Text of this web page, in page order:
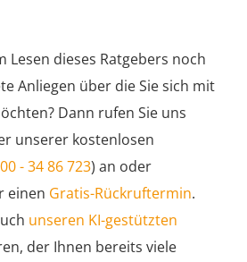
Lesen dieses Ratgebers noch
Anliegen über die Sie sich mit
Dann rufen Sie uns
unserer kostenlosen
- 34 86 723) an oder
einen Gratis-Rückruftermin.
unseren KI-gestützten
der Ihnen bereits viele